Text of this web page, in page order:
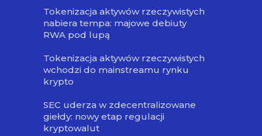
Tokenizacja aktywów rzeczywistych
nabiera tempa: majowe debiuty
RWA pod lupą
Tokenizacja aktywów rzeczywistych
wchodzi do mainstreamu rynku
krypto
SEC uderza w zdecentralizowane
giełdy: nowy etap regulacji
kryptowalut